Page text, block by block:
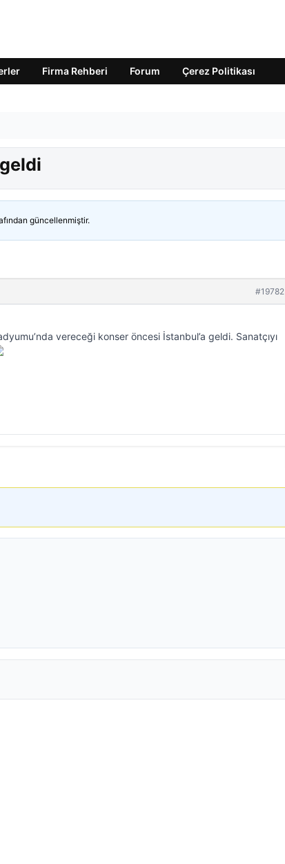
Firma Rehberi Forum Çerez Politikası
güncellenmiştir.
#19782
vereceği konser öncesi İstanbul’a geldi. Sanatçıyı